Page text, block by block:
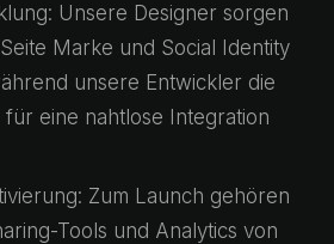
Unsere Designer sorgen
Marke und Social Identity
unsere Entwickler die
für eine nahtlose Integration
Zum Launch gehören
Tools und Analytics von